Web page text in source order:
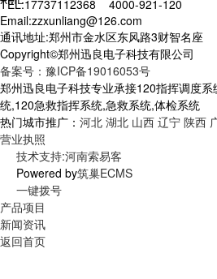
TEL:17737112368 4000-921-120
Email:zzxunliang@126.com
通讯地址:郑州市金水区东风路3财智名座
Copyright©郑州迅良电子科技有限公司
备案号：豫ICP备19016053号
郑州迅良电子科技专业承接120指挥调度
统,120急救指挥系统,急救系统,体检系统
热门城市推广： 河北 湖北 山西 辽宁 陕西
营业执照
技术支持:河南索易客
Powered by筑巢ECMS
一键拨号
产品项目
新闻资讯
返回首页